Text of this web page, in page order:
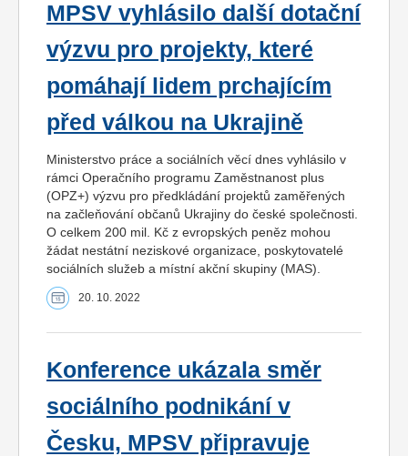
MPSV vyhlásilo další dotační
výzvu pro projekty, které
pomáhají lidem prchajícím
před válkou na Ukrajině
Ministerstvo práce a sociálních věcí dnes vyhlásilo v
rámci Operačního programu Zaměstnanost plus
(OPZ+) výzvu pro předkládání projektů zaměřených
na začleňování občanů Ukrajiny do české společnosti.
O celkem 200 mil. Kč z evropských peněz mohou
žádat nestátní neziskové organizace, poskytovatelé
sociálních služeb a místní akční skupiny (MAS).
20. 10. 2022
Konference ukázala směr
sociálního podnikání v
Česku, MPSV připravuje